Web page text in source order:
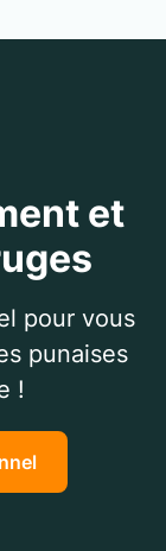
et
pour vous
punaises
!